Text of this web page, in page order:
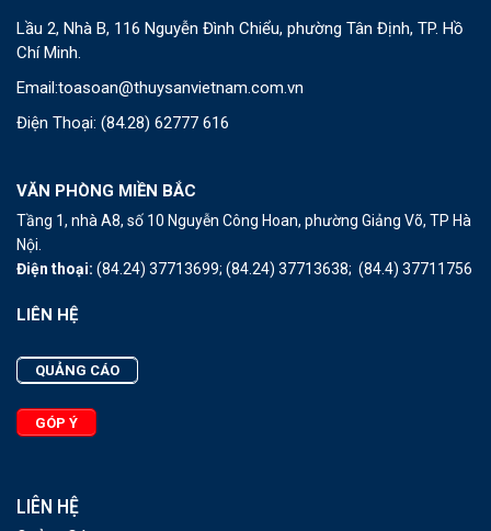
Lầu 2, Nhà B, 116 Nguyễn Đình Chiểu, phường Tân Định, TP. Hồ
Chí Minh.
Email:toasoan@thuysanvietnam.com.vn
Điện Thoại: (84.28) 62777 616
VĂN PHÒNG MIỀN BẮC
Tầng 1, nhà A8, số 10 Nguyễn Công Hoan, phường Giảng Võ, TP Hà
Nội.
Điện thoại: (84.24) 37713699; (84.24) 37713638; (84.4) 37711756
LIÊN HỆ
QUẢNG CÁO
GÓP Ý
LIÊN HỆ